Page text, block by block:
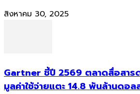
สิงหาคม 30, 2025
Gartner ชี้ปี 2569 ตลาดสื่อสารด
มูลค่าใช้จ่ายแตะ 14.8 พันล้านดอล